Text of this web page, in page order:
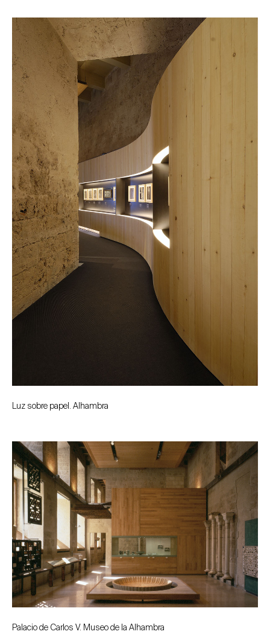
Luz sobre papel. Alhambra
Palacio de Carlos V. Museo de la Alhambra